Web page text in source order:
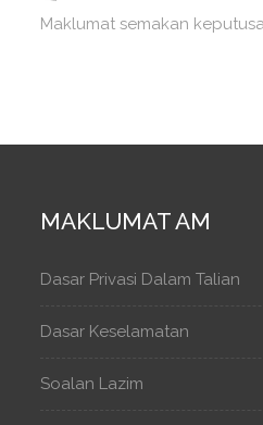
Maklumat semakan
MAKLUMAT AM
Dasar Privasi Dalam Talian
Dasar Keselamatan
Soalan Lazim